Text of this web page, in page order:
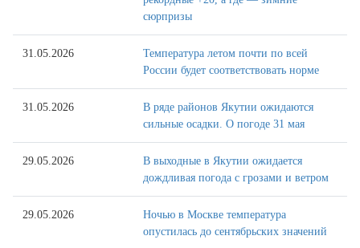
сюрпризы
31.05.2026
Температура летом почти по всей
России будет соответствовать норме
31.05.2026
В ряде районов Якутии ожидаются
сильные осадки. О погоде 31 мая
29.05.2026
В выходные в Якутии ожидается
дождливая погода с грозами и ветром
29.05.2026
Ночью в Москве температура
опустилась до сентябрьских значений